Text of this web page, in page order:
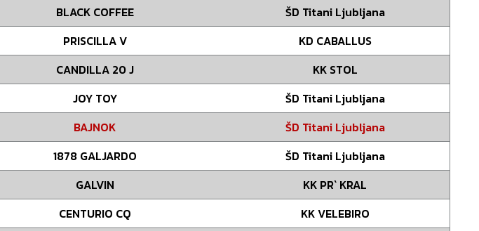
BLACK COFFEE
ŠD Titani Ljubljana
PRISCILLA V
KD CABALLUS
CANDILLA 20 J
KK STOL
JOY TOY
ŠD Titani Ljubljana
BAJNOK
ŠD Titani Ljubljana
1878 GALJARDO
ŠD Titani Ljubljana
GALVIN
KK PR` KRAL
CENTURIO CQ
KK VELEBIRO